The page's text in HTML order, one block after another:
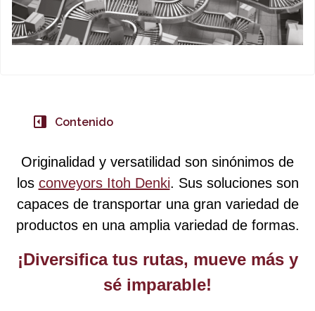
Contenido
Originalidad y versatilidad son sinónimos de
los conveyors Itoh Denki. Sus soluciones son
capaces de transportar una gran variedad de
productos en una amplia variedad de formas.
¡Diversifica tus rutas, mueve más y
sé imparable!